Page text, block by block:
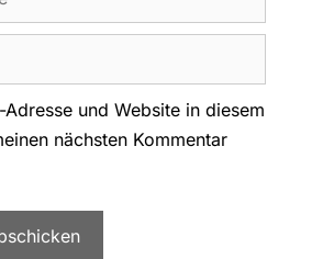
und Website in diesem
nächsten Kommentar